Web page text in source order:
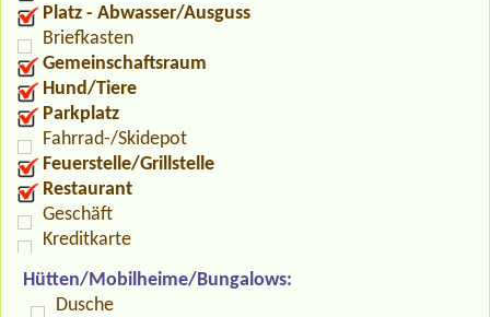
Platz - Abwasser/Ausguss
Briefkasten
Gemeinschaftsraum
Hund/Tiere
Parkplatz
Fahrrad-/Skidepot
Feuerstelle/Grillstelle
Restaurant
Geschäft
Kreditkarte
Hütten/Mobilheime/Bungalows:
Dusche